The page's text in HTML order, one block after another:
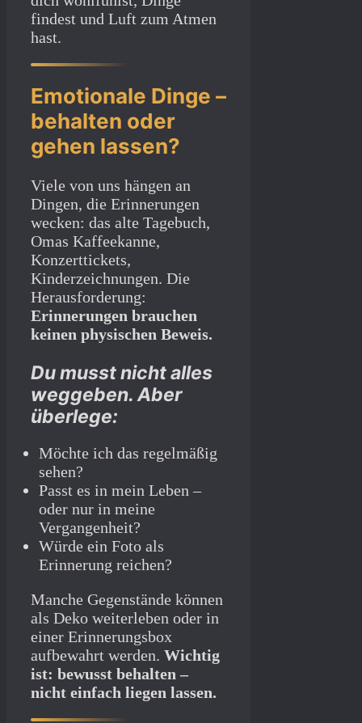
findest und Luft zum Atmen
hast.
Emotionale Dinge –
behalten oder
gehen lassen?
Viele von uns hängen an
Dingen, die Erinnerungen
wecken: das alte Tagebuch,
Omas Kaffeekanne,
Konzerttickets,
Kinderzeichnungen. Die
Herausforderung:
Erinnerungen brauchen
keinen physischen Beweis.
Du musst nicht alles
weggeben. Aber
überlege:
Möchte ich das regelmäßig
sehen?
Passt es in mein Leben –
oder nur in meine
Vergangenheit?
Würde ein Foto als
Erinnerung reichen?
Manche Gegenstände können
als Deko weiterleben oder in
einer Erinnerungsbox
aufbewahrt werden. Wichtig
ist: bewusst behalten –
nicht einfach liegen lassen.